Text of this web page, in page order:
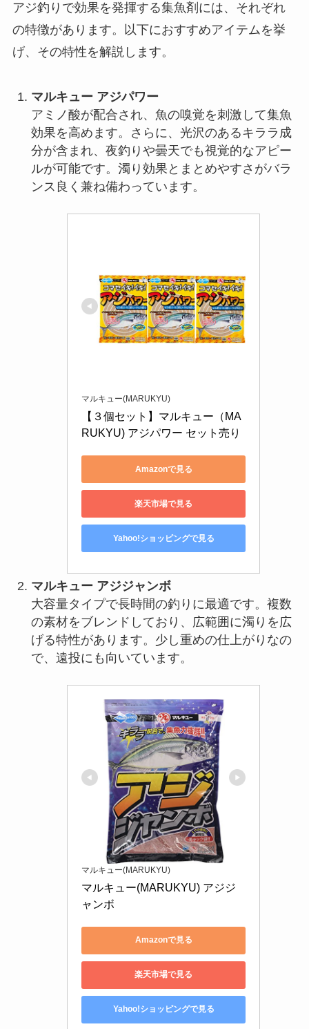
アジ釣りで効果を発揮する集魚剤には、それぞれ
の特徴があります。以下におすすめアイテムを挙
げ、その特性を解説します。
マルキュー アジパワー
アミノ酸が配合され、魚の嗅覚を刺激して集魚
効果を高めます。さらに、光沢のあるキララ成
分が含まれ、夜釣りや曇天でも視覚的なアピー
ルが可能です。濁り効果とまとめやすさがバラ
ンス良く兼ね備わっています。
マルキュー(MARUKYU)
【３個セット】マルキュー（MA
RUKYU) アジパワー セット売り
Amazonで見る
楽天市場で見る
Yahoo!ショッピングで見る
マルキュー アジジャンボ
大容量タイプで長時間の釣りに最適です。複数
の素材をブレンドしており、広範囲に濁りを広
げる特性があります。少し重めの仕上がりなの
で、遠投にも向いています。
マルキュー(MARUKYU)
マルキュー(MARUKYU) アジジ
ャンボ
Amazonで見る
楽天市場で見る
Yahoo!ショッピングで見る